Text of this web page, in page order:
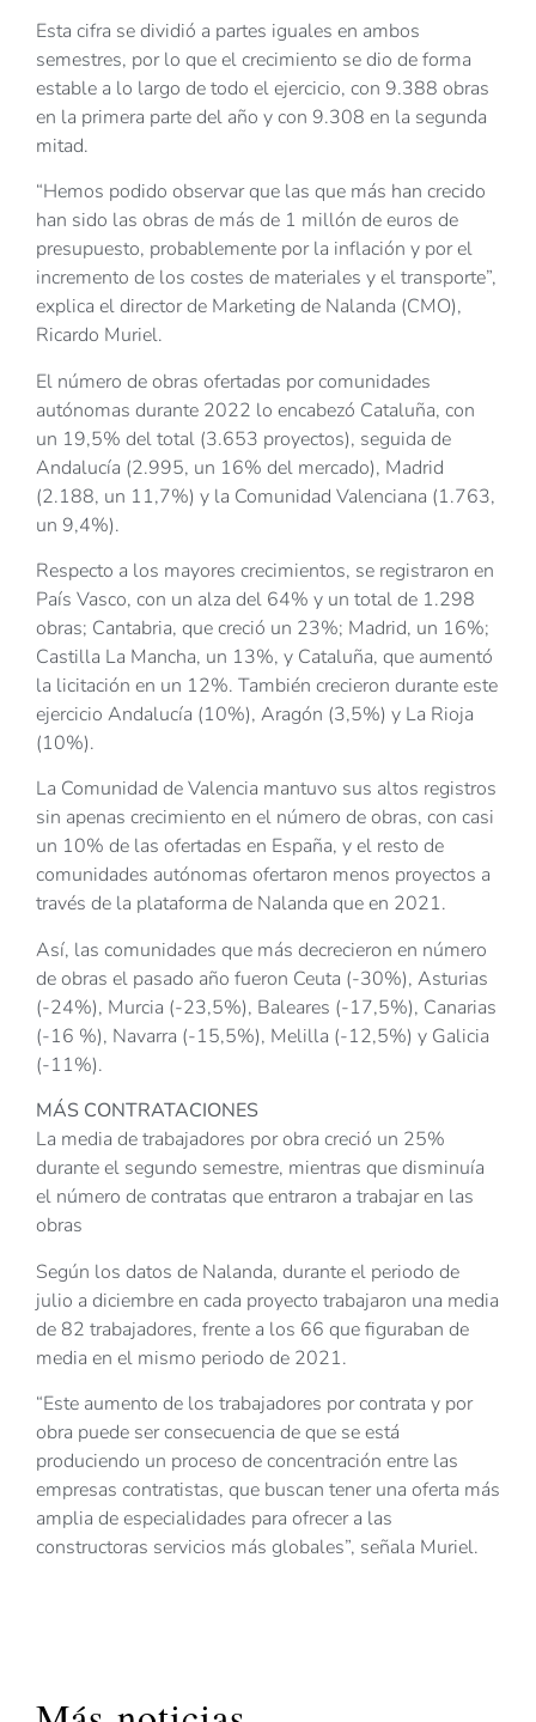
Esta cifra se dividió a partes iguales en ambos
semestres, por lo que el crecimiento se dio de forma
estable a lo largo de todo el ejercicio, con 9.388 obras
en la primera parte del año y con 9.308 en la segunda
mitad.
“Hemos podido observar que las que más han crecido
han sido las obras de más de 1 millón de euros de
presupuesto, probablemente por la inflación y por el
incremento de los costes de materiales y el transporte”,
explica el director de Marketing de Nalanda (CMO),
Ricardo Muriel.
El número de obras ofertadas por comunidades
autónomas durante 2022 lo encabezó Cataluña, con
un 19,5% del total (3.653 proyectos), seguida de
Andalucía (2.995, un 16% del mercado), Madrid
(2.188, un 11,7%) y la Comunidad Valenciana (1.763,
un 9,4%).
Respecto a los mayores crecimientos, se registraron en
País Vasco, con un alza del 64% y un total de 1.298
obras; Cantabria, que creció un 23%; Madrid, un 16%;
Castilla La Mancha, un 13%, y Cataluña, que aumentó
la licitación en un 12%. También crecieron durante este
ejercicio Andalucía (10%), Aragón (3,5%) y La Rioja
(10%).
La Comunidad de Valencia mantuvo sus altos registros
sin apenas crecimiento en el número de obras, con casi
un 10% de las ofertadas en España, y el resto de
comunidades autónomas ofertaron menos proyectos a
través de la plataforma de Nalanda que en 2021.
Así, las comunidades que más decrecieron en número
de obras el pasado año fueron Ceuta (-30%), Asturias
(-24%), Murcia (-23,5%), Baleares (-17,5%), Canarias
(-16 %), Navarra (-15,5%), Melilla (-12,5%) y Galicia
(-11%).
MÁS CONTRATACIONES
La media de trabajadores por obra creció un 25%
durante el segundo semestre, mientras que disminuía
el número de contratas que entraron a trabajar en las
obras
Según los datos de Nalanda, durante el periodo de
julio a diciembre en cada proyecto trabajaron una media
de 82 trabajadores, frente a los 66 que figuraban de
media en el mismo periodo de 2021.
“Este aumento de los trabajadores por contrata y por
obra puede ser consecuencia de que se está
produciendo un proceso de concentración entre las
empresas contratistas, que buscan tener una oferta más
amplia de especialidades para ofrecer a las
constructoras servicios más globales”, señala Muriel.